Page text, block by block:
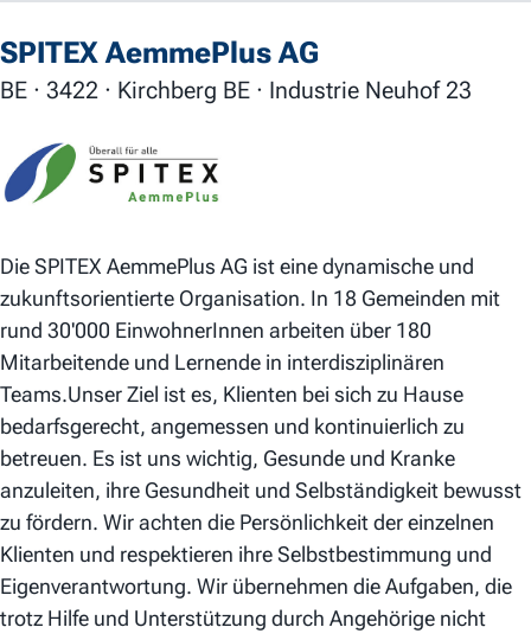
SPITEX AemmePlus AG
BE · 3422 · Kirchberg BE · Industrie Neuhof 23
DieSPITEX AemmePlus AG ist eine dynamische und
zukunftsorientierte Organisation. In 18 Gemeinden mit
rund 30'000 EinwohnerInnen arbeiten über 180
Mitarbeitende und Lernende in interdisziplinären
Teams.Unser Ziel ist es, Klienten bei sich zu Hause
bedarfsgerecht, angemessen und kontinuierlich zu
betreuen. Es ist uns wichtig, Gesunde und Kranke
anzuleiten, ihre Gesundheit und Selbständigkeit bewusst
zu fördern. Wir achten die Persönlichkeit der einzelnen
Klienten und respektieren ihre Selbstbestimmung und
Eigenverantwortung. Wir übernehmen die Aufgaben, die
trotz Hilfe und Unterstützung durch Angehörige nicht